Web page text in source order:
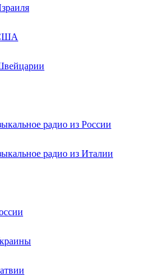
радио из России
радио из Италии